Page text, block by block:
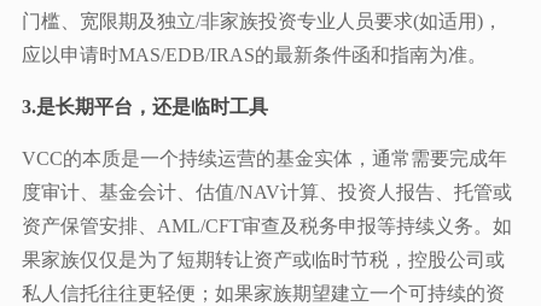
门槛、宽限期及独立/非家族投资专业人员要求(如适用)，
应以申请时MAS/EDB/IRAS的最新条件函和指南为准。
3.是长期平台，还是临时工具
VCC的本质是一个持续运营的基金实体，通常需要完成年
度审计、基金会计、估值/NAV计算、投资人报告、托管或
资产保管安排、AML/CFT审查及税务申报等持续义务。如
果家族仅仅是为了短期转让资产或临时节税，控股公司或
私人信托往往更轻便；如果家族期望建立一个可持续的资